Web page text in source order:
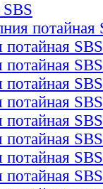
потайная
SBS
SBS
SBS
SBS
SBS
SBS
SBS
SBS